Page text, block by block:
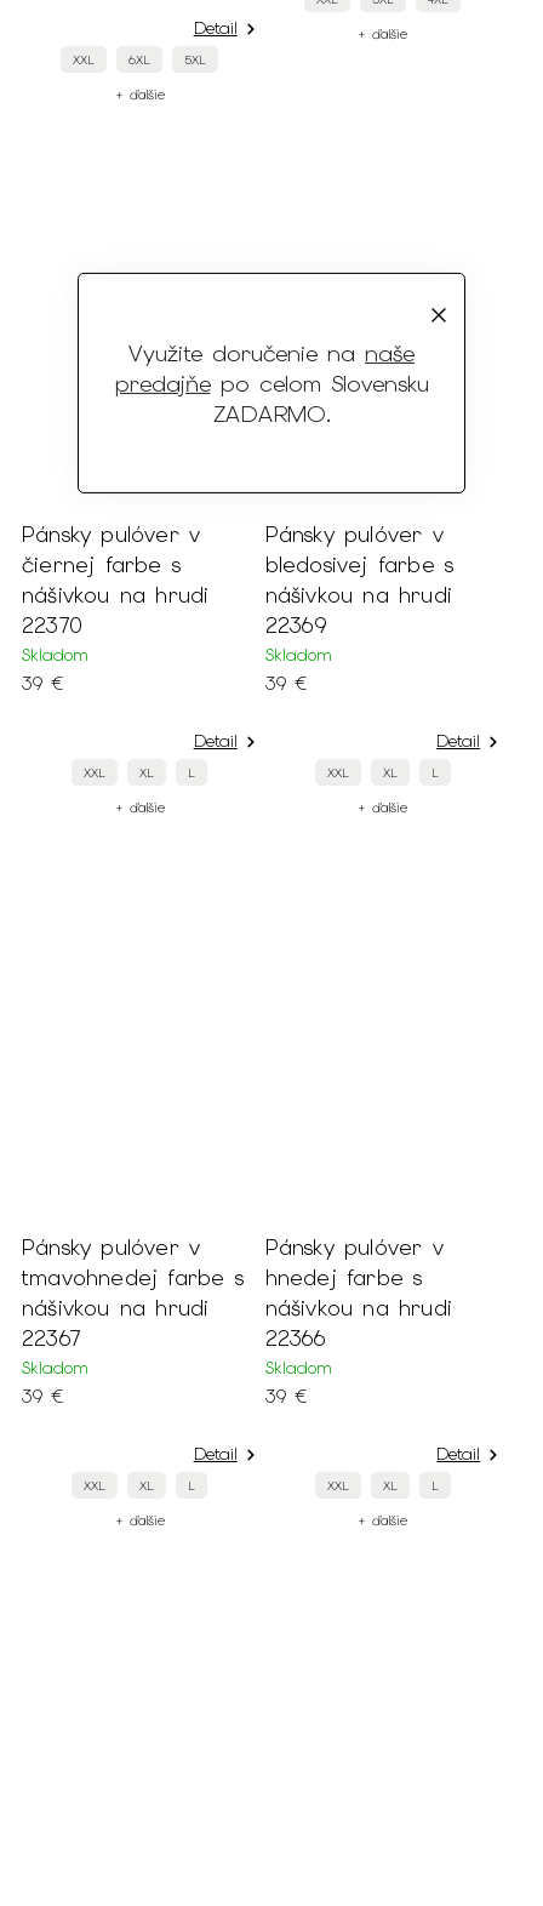
Využite doručenie na naše
predajňepo celom Slovensku
ZADARMO.
Detail
XXL 6XL 5XL
+ ďalšie
+ ďalšie
Pánsky pulóver v
čiernej farbe s
nášivkou na hrudi
22370
Skladom
39 €
Detail
XXL XL L
+ ďalšie
Pánsky pulóver v
bledosivej farbe s
nášivkou na hrudi
22369
Skladom
39 €
Detail
XXL XL L
+ ďalšie
Pánsky pulóver v
tmavohnedej farbe s
nášivkou na hrudi
22367
Skladom
39 €
Detail
XXL XL L
+ ďalšie
Pánsky pulóver v
hnedej farbe s
nášivkou na hrudi
22366
Skladom
39 €
Detail
XXL XL L
+ ďalšie